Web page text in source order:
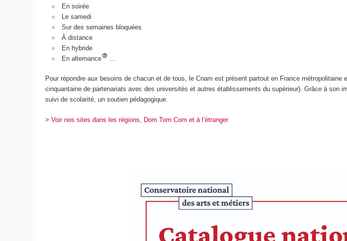
En soirée
Le samedi
Sur des semaines bloquées
À distance
En hybride
En alternance
Pour répondre aux besoins de chacun et de tous, le Cnam est présent partout en France
cinquantaine de partenariats avec des universités et autres établissements du supérieur). Grâce à son
suivi de scolarité, un soutien pédagogique.
>Voir nos sites dans les régions, Dom Tom Com et à l’étranger